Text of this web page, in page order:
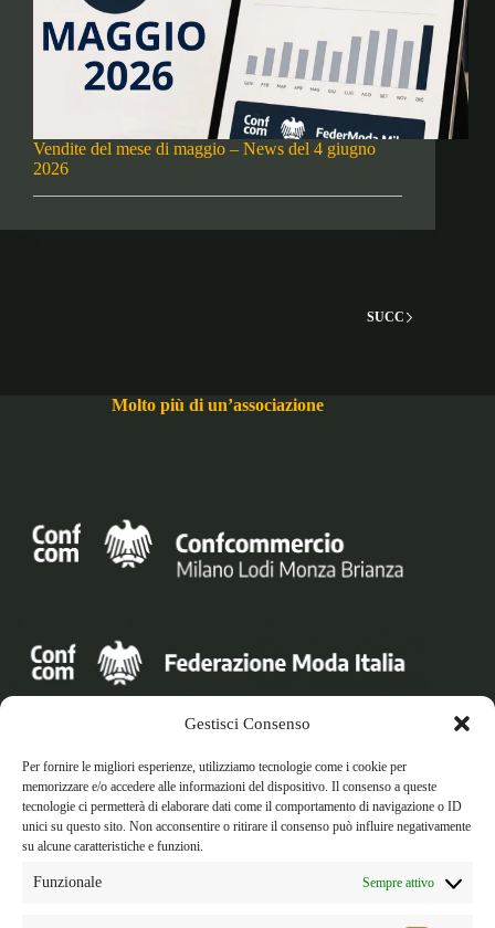
Gestisci Consenso
Per fornire le migliori esperienze, utilizziamo tecnologie come i cookie per
memorizzare e/o accedere alle informazioni del dispositivo. Il consenso a queste
tecnologie ci permetterà di elaborare dati come il comportamento di navigazione o ID
unici su questo sito. Non acconsentire o ritirare il consenso può influire negativamente
su alcune caratteristiche e funzioni.
Funzionale Sempre attivo
Vendite del mese di maggio – News del 4 giugno
2026
SUCC
Molto più di un’associazione
Lun - Ven/ 8:30 am - 17:30 pm
Telefono: +39 0276015507